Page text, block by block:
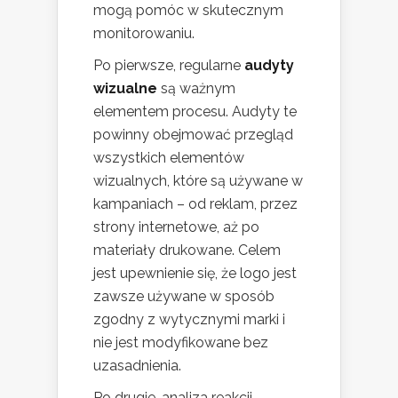
mogą pomóc w skutecznym
monitorowaniu.
Po pierwsze, regularne audyty
wizualne są ważnym
elementem procesu. Audyty te
powinny obejmować przegląd
wszystkich elementów
wizualnych, które są używane w
kampaniach – od reklam, przez
strony internetowe, aż po
materiały drukowane. Celem
jest upewnienie się, że logo jest
zawsze używane w sposób
zgodny z wytycznymi marki i
nie jest modyfikowane bez
uzasadnienia.